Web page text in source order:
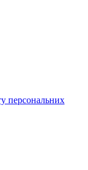
персональних